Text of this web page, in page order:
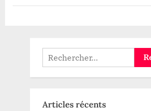
d’État
système
financier
conçu
selon
les
Rechercher :
Articles récents